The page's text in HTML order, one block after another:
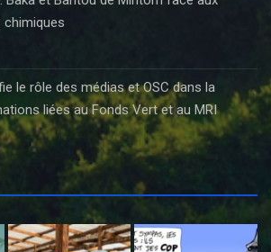
chimiques
le rôle des médias et OSC dans la
liées au Fonds Vert et au MRI